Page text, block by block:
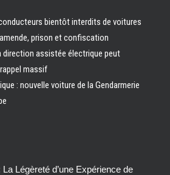
bientôt interdits de voitures
prison et confiscation
direction assistée électrique peut
massif
: nouvelle voiture de la Gendarmerie
Légèreté d’une Expérience de